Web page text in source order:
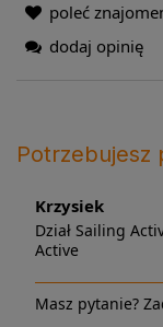
poleć
dodaj opinię
Potrzebujesz
Krzysiek
Dział Sailing
Active
Masz pytanie?